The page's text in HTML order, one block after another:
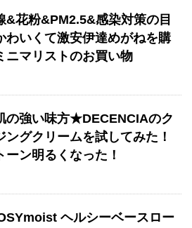
&花粉&PM2.5&感染対策の目
わいくて激安伊達めがねを購
ニマリストのお買い物
の強い味方★DECENCIAのク
ングクリームを試してみた！
ーン明るくなった！
ヘルシーベースロー